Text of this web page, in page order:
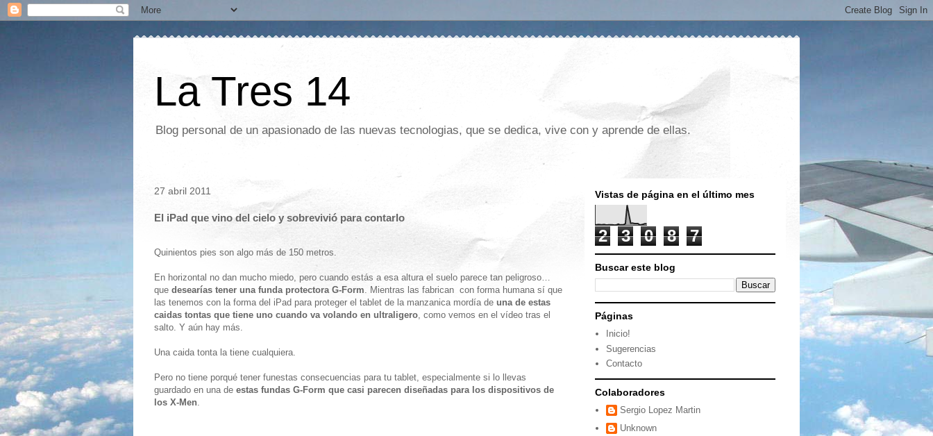
La Tres 14
Blog personal de un apasionado de las nuevas tecnologias, que se dedica, vive con y aprende de ellas.
27 abril 2011
El iPad que vino del cielo y sobrevivió para contarlo
Quinientos pies son algo más de 150 metros.
En horizontal no dan mucho miedo, pero cuando estás a esa altura el suelo parece tan peligroso…
que desearías tener una funda protectora G-Form. Mientras las fabrican con forma humana sí que
las tenemos con la forma del iPad para proteger el tablet de la manzanica mordía de una de estas
caidas tontas que tiene uno cuando va volando en ultraligero, como vemos en el vídeo tras el
salto. Y aún hay más.
Una caida tonta la tiene cualquiera.
Pero no tiene porqué tener funestas consecuencias para tu tablet, especialmente si lo llevas
guardado en una de estas fundas G-Form que casi parecen diseñadas para los dispositivos de
los X-Men.
Vistas de página en el último mes
2 3 0 8 7
Buscar este blog
Páginas
Inicio!
Sugerencias
Contacto
Colaboradores
Sergio Lopez Martin
Unknown